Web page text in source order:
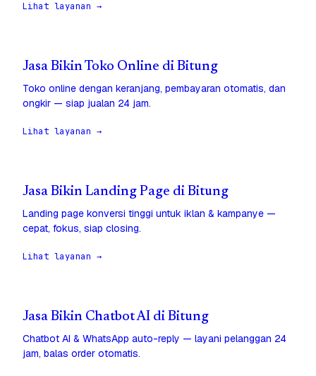
Lihat layanan →
Jasa Bikin Toko Online di Bitung
Toko online dengan keranjang, pembayaran otomatis, dan
ongkir — siap jualan 24 jam.
Lihat layanan →
Jasa Bikin Landing Page di Bitung
Landing page konversi tinggi untuk iklan & kampanye —
cepat, fokus, siap closing.
Lihat layanan →
Jasa Bikin Chatbot AI di Bitung
Chatbot AI & WhatsApp auto-reply — layani pelanggan 24
jam, balas order otomatis.